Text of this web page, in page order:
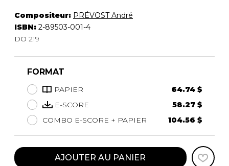
Compositeur: PRÉVOST André
ISBN: 2-89503-001-4
DO 219
FORMAT
PAPIER
64.74 $
E-SCORE
58.27 $
COMBO E-SCORE + PAPIER
104.56 $
AJOUTER AU PANIER